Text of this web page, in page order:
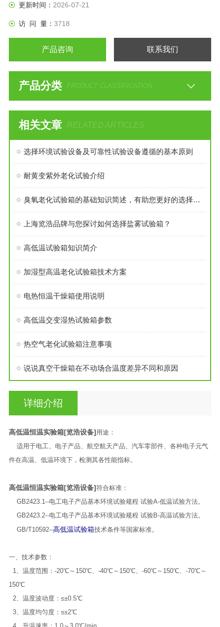
更新时间： 2026-07-21
访 问 量： 3718
产品咨询 联系我们
产品分类 PRODUCT CLASSIFICATION
相关文章 RELATED ARTICLES
选择环境试验设备及可靠性试验设备遵循的基本原则
耐黄变紫外老化试验介绍
臭氧老化试验箱的基础知识简述，有助您更好的选择臭氧老化试验箱
上海览浩品牌与您探讨如何选择盐雾试验箱？
高低温试验箱知识简介
加湿型高温老化试验箱技术方案
电热恒温干燥箱使用说明
高低温交变湿热试验箱参数
热空气老化试验箱注意事项
说说真空干燥箱在不动场合温度差异不同和原因
详细介绍
高低温恒温实验箱[览浩设备]用途：
适用于电工、电子产品、航空航天产品、汽车零部件、各种电子元气
件在高温、低温环境下，检测其各性能指标。
高低温恒温实验箱[览浩设备]符合标准：
GB2423.1--电工电子产品基本环境试验规程 试验A-低温试验方法。
GB2423.2--电工电子产品基本环境试验规程 试验B-高温试验方法。
GB/T10592--高低温试验箱技术条件等国家标准。
一、技术参数：
1、温度范围：-20℃～150℃、-40℃～150℃、-60℃～150℃、-70℃～
150℃
2、温度波动度：≤±0.5℃
3、温度均匀度：≤±2℃